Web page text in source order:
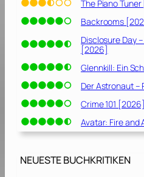
The Piano
Backrooms
Disclosure Day
[2026]
Glennkill: Ein
Der Astronaut –
Crime 101 [2026]
Avatar: Fire and
NEUESTE BUCHKRITIKEN